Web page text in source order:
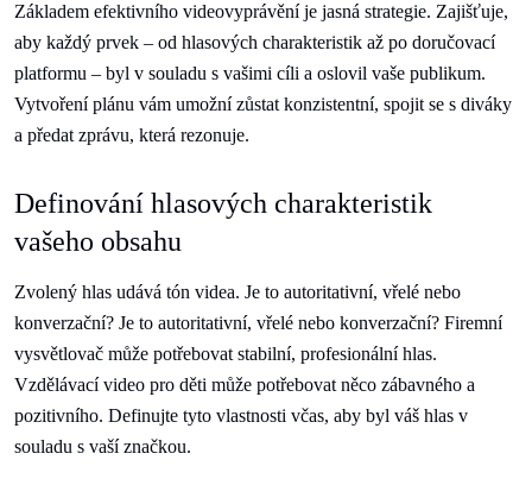
Základem efektivního videovyprávění je jasná strategie. Zajišťuje,
aby každý prvek – od hlasových charakteristik až po doručovací
platformu – byl v souladu s vašimi cíli a oslovil vaše publikum.
Vytvoření plánu vám umožní zůstat konzistentní, spojit se s diváky
a předat zprávu, která rezonuje.
Definování hlasových charakteristik
vašeho obsahu
Zvolený hlas udává tón videa. Je to autoritativní, vřelé nebo
konverzační? Je to autoritativní, vřelé nebo konverzační? Firemní
vysvětlovač může potřebovat stabilní, profesionální hlas.
Vzdělávací video pro děti může potřebovat něco zábavného a
pozitivního. Definujte tyto vlastnosti včas, aby byl váš hlas v
souladu s vaší značkou.